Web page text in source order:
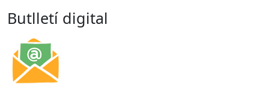
Butlletí digital